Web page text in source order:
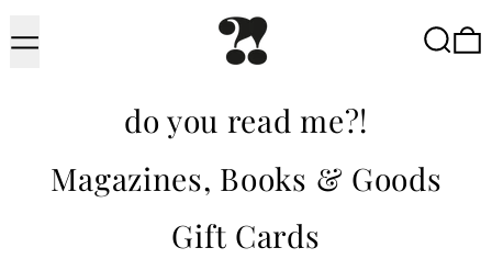
Menu
do you read me?!
Magazines, Books & Goods
Gift Cards